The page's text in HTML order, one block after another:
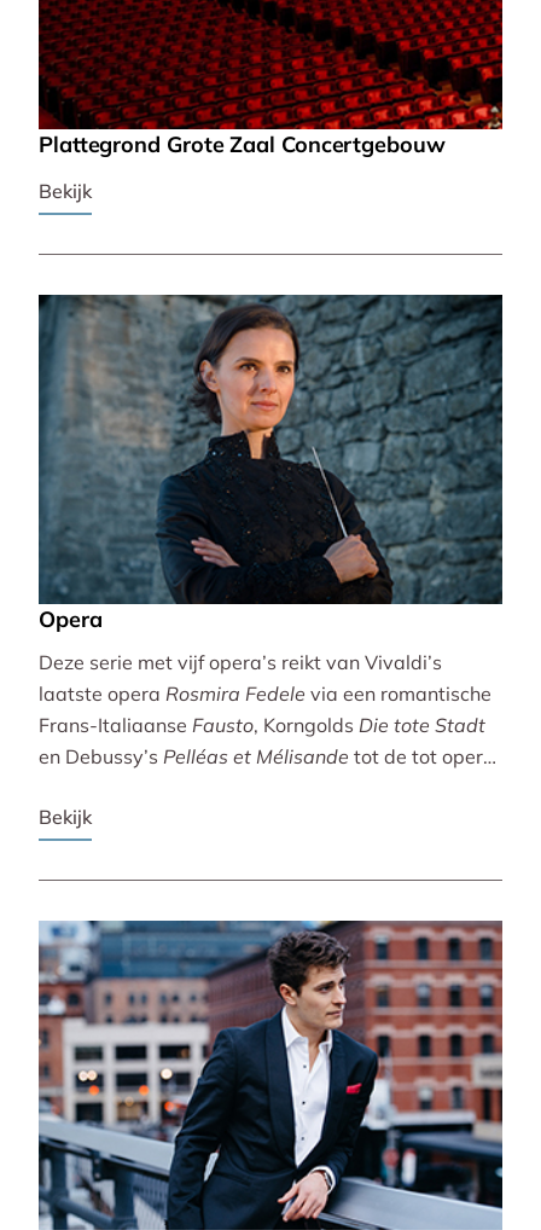
Plattegrond Grote Zaal Concertgebouw
Bekijk
Opera
Deze serie met vijf opera’s reikt van Vivaldi’s
laatste opera Rosmira Fedele via een romantische
Frans-Italiaanse Fausto, Korngolds Die tote Stadt
en Debussy’s Pelléas et Mélisande tot de tot opera
Vivaldi wordt gebracht door de Accademia
opera’s tekenen het Radio Filharmonisch Orkest en
Bekijk